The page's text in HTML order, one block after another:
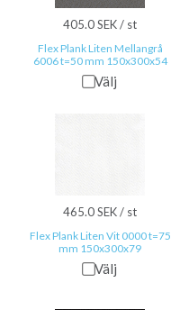
405.0 SEK / st
Flex Plank Liten Mellangrå
6006 t=50 mm 150x300x54
Välj
465.0 SEK / st
Flex Plank Liten Vit 0000 t=75
mm 150x300x79
Välj